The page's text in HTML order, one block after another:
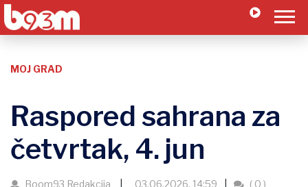
MOJ GRAD
Raspored sahrana za
četvrtak, 4. jun
Boom93 Redakcija 03.06.2026. 14:59 ( 0 )